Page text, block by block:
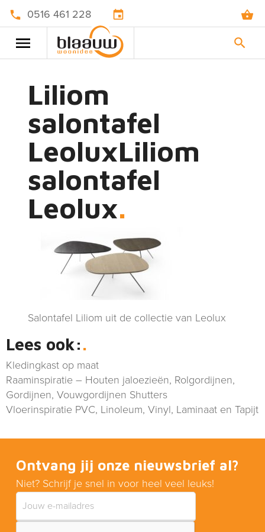
0516 461 228
Liliom
salontafel
LeoluxLiliom
salontafel
Leolux
Salontafel Liliom uit de collectie van Leolux
Lees ook:
Kledingkast op maat
Raaminspiratie – Houten jaloezieën, Rolgordijnen,
Gordijnen, Vouwgordijnen Shutters
Vloerinspiratie PVC, Linoleum, Vinyl, Laminaat en Tapijt
Ontvang jij onze nieuwsbrief al?
Niet? Schrijf je snel in voor heel veel leuks!